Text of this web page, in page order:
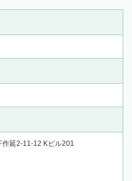
延2-11-12 Kビル201